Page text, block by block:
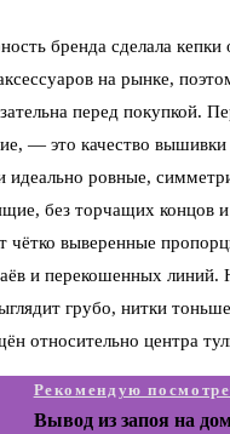
бренда сделала
на рынке,
перед покупкой.
— это качество
идеально ровные,
без торчащих концов
выверенные
и перекошенных линий.
грубо, нитки
относительно центра
Рекомендую
Вывод из запоя на